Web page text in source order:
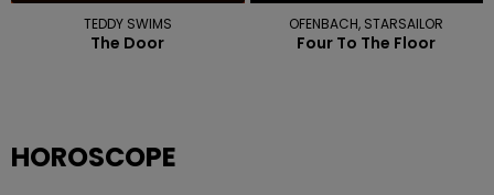
TEDDY SWIMS
The Door
OFENBACH, STARSAILOR
Four To The Floor
HOROSCOPE